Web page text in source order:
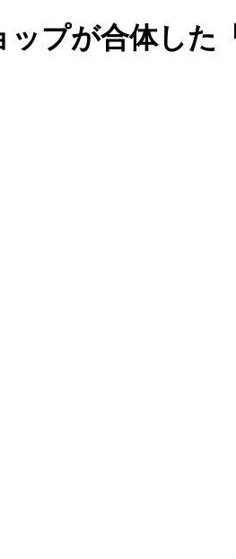
プが合体した